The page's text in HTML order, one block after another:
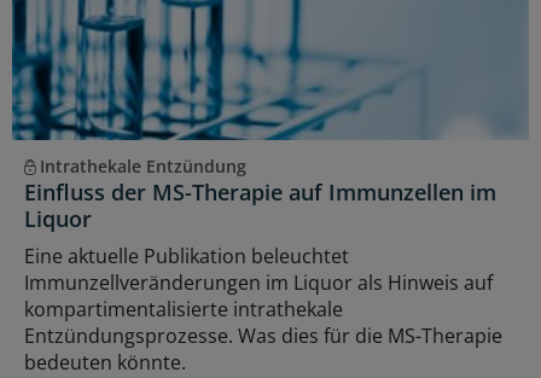
Intrathekale Entzündung
Einfluss der MS-Therapie auf Immunzellen im
Liquor
Eine aktuelle Publikation beleuchtet
Immunzellveränderungen im Liquor als Hinweis auf
kompartimentalisierte intrathekale
Entzündungsprozesse. Was dies für die MS-Therapie
bedeuten könnte.